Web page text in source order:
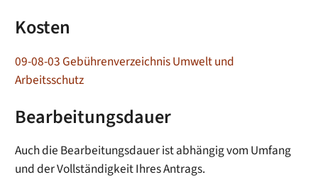
Kosten
09-08-03 Gebührenverzeichnis Umwelt und
Arbeitsschutz
Bearbeitungsdauer
Auch die Bearbeitungsdauer ist abhängig vom Umfang
und der Vollständigkeit Ihres Antrags.